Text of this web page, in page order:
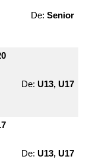
Senior
U13, U17
U13, U17